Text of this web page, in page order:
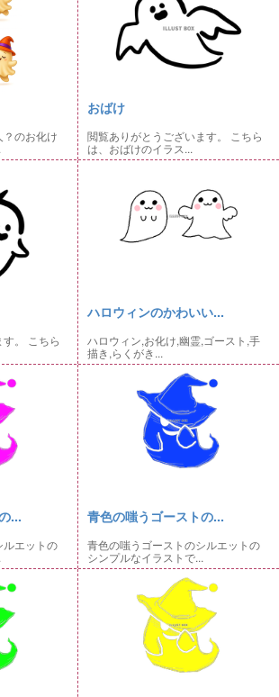
のお化け
おばけ
閲覧ありがとうございます。 こちら
は、おばけのイラス...
。 こちら
ハロウィンのかわいい...
ハロウィン,お化け,幽霊,ゴースト,手
描き,らくがき...
...
ルエットの
青色の嗤うゴーストの...
青色の嗤うゴーストのシルエットの
シンプルなイラストで...